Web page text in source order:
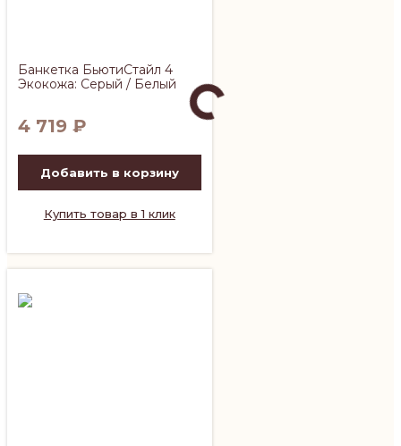
Банкетка БьютиСтайл 4
Экокожа: Серый / Белый
4 719 ₽
Добавить в корзину
Купить товар в 1 клик